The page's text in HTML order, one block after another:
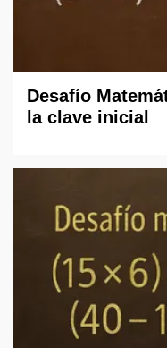
Desafío
la clave inicial